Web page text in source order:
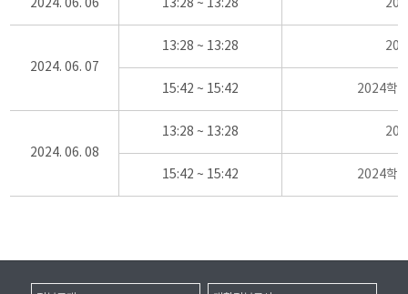
2024. 06. 06 13:28 ~ 13:28
2024. 06. 07
13:28 ~ 13:28
15:42 ~ 15:42 2024학
2024. 06. 08
13:28 ~ 13:28
15:42 ~ 15:42 2024학